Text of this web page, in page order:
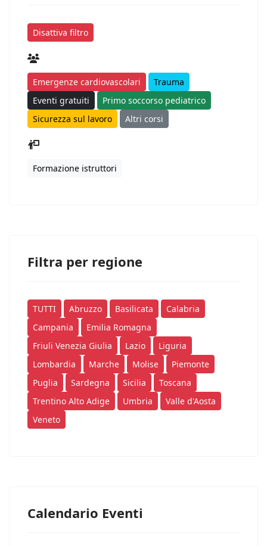
Disattiva filtro
Emergenze cardiovascolari
Trauma
Eventi gratuiti
Primo soccorso pediatrico
Sicurezza sul lavoro
Altri corsi
Formazione istruttori
Filtra per regione
TUTTI Abruzzo Basilicata
Calabria
Campania
Emilia Romagna
Friuli Venezia Giulia
Lazio
Liguria
Lombardia
Marche Molise
Piemonte
Puglia
Sardegna Sicilia
Toscana
Trentino Alto Adige
Umbria
Valle d'Aosta
Veneto
Calendario Eventi